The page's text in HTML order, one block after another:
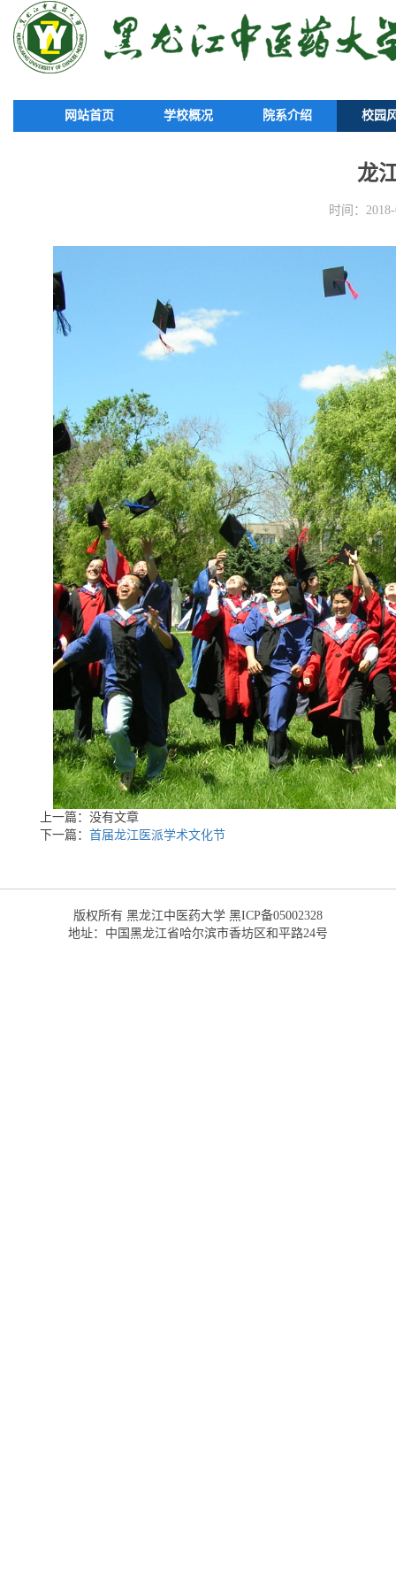
网站首页 学校概况 院系介绍 校园
龙
时间：
上一篇：没有文章
下一篇： 首届龙江医派学术文化节
版权所有 黑龙江中医药大学 黑ICP备05002328
地址：中国黑龙江省哈尔滨市香坊区和平路24号